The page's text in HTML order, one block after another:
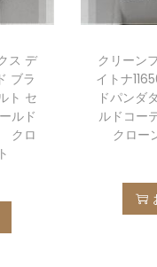
ス デ
ブラ
ト セ
ルド
クロ
クリーン
イトナ
ドパンダ
ルドコー
クロー